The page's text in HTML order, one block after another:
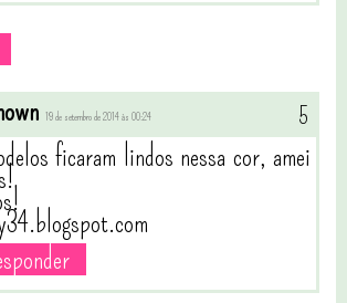
19 de setembro de 2014 às 00:24
ficaram lindos nessa cor, amei